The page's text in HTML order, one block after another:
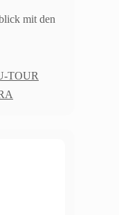
mit den
TOUR